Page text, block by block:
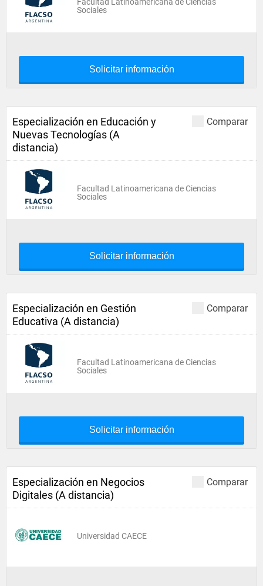
Sociales
Solicitar información
Comparar
Especialización en Educación y
Nuevas Tecnologías (A
distancia)
Facultad Latinoamericana de Ciencias
Sociales
Solicitar información
Comparar
Especialización en Gestión
Educativa (A distancia)
Facultad Latinoamericana de Ciencias
Sociales
Solicitar información
Comparar
Especialización en Negocios
Digitales (A distancia)
Universidad CAECE